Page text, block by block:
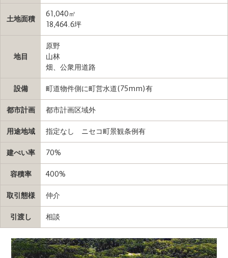
土地面積
61,040㎡
18,464.6坪
地目
原野
山林
畑、公衆用道路
設備 町道物件側に町営水道(75mm)有
都市計画 都市計画区域外
用途地域 指定なし ニセコ町景観条例有
建ぺい率 70%
容積率 400%
取引態様 仲介
引渡し 相談